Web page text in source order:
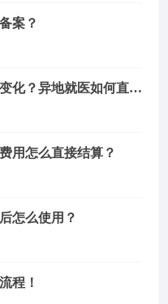
案？
2023年深圳异地就医有哪些新变化？异地就医如何直接结算？
用怎么直接结算？
怎么使用？
程！